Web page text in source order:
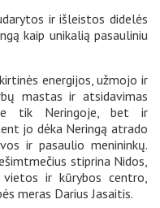
ir išleistos didelės
kaip unikalią pasauliniu
energijos, užmojo ir
mastas ir atsidavimas
tik Neringoje, bet ir
jo dėka Neringą atrado
ir pasaulio menininkų.
stiprina Nidos,
vietos ir kūrybos centro,
meras Darius Jasaitis.